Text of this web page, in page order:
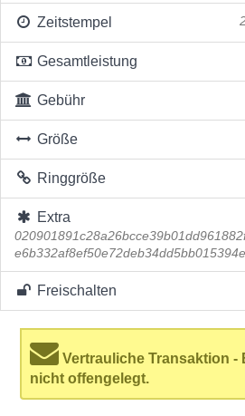
Zeitstempel
Gesamtleistung
Gebühr
Größe
Ringgröße
Extra
Freischalten
Vertrauliche Transaktion -
nicht offengelegt.